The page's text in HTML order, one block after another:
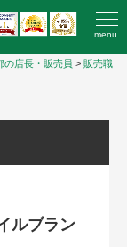
menu
の店長・販売員 > 販売職
ルブラン